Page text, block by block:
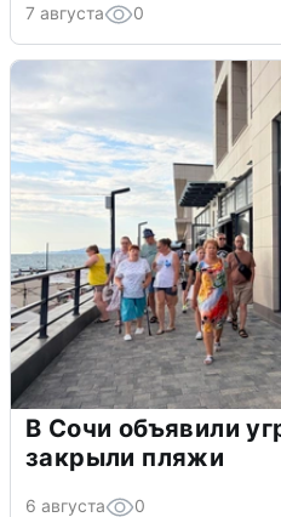
7 августа 0
В Сочи объявили
закрыли пляжи
6 августа 0